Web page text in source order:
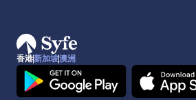
香港新加坡澳洲